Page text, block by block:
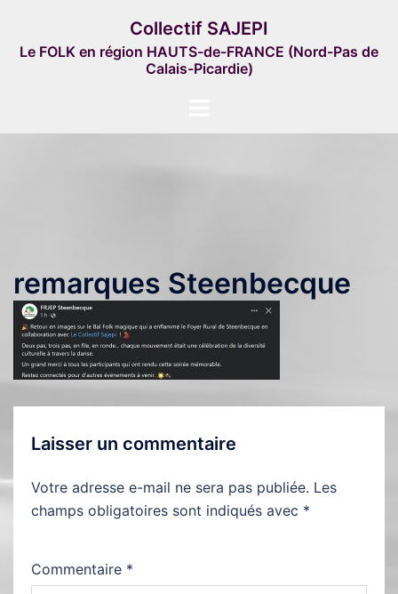
contenu
Collectif SAJEPI
Le FOLK en région HAUTS-de-FRANCE (Nord-Pas de
Calais-Picardie)
remarques Steenbecque
Laisser un commentaire
Votre adresse e-mail ne sera pas publiée. Les
champs obligatoires sont indiqués avec *
Commentaire *